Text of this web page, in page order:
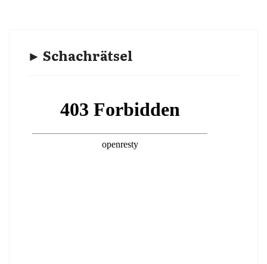
► Schachrätsel